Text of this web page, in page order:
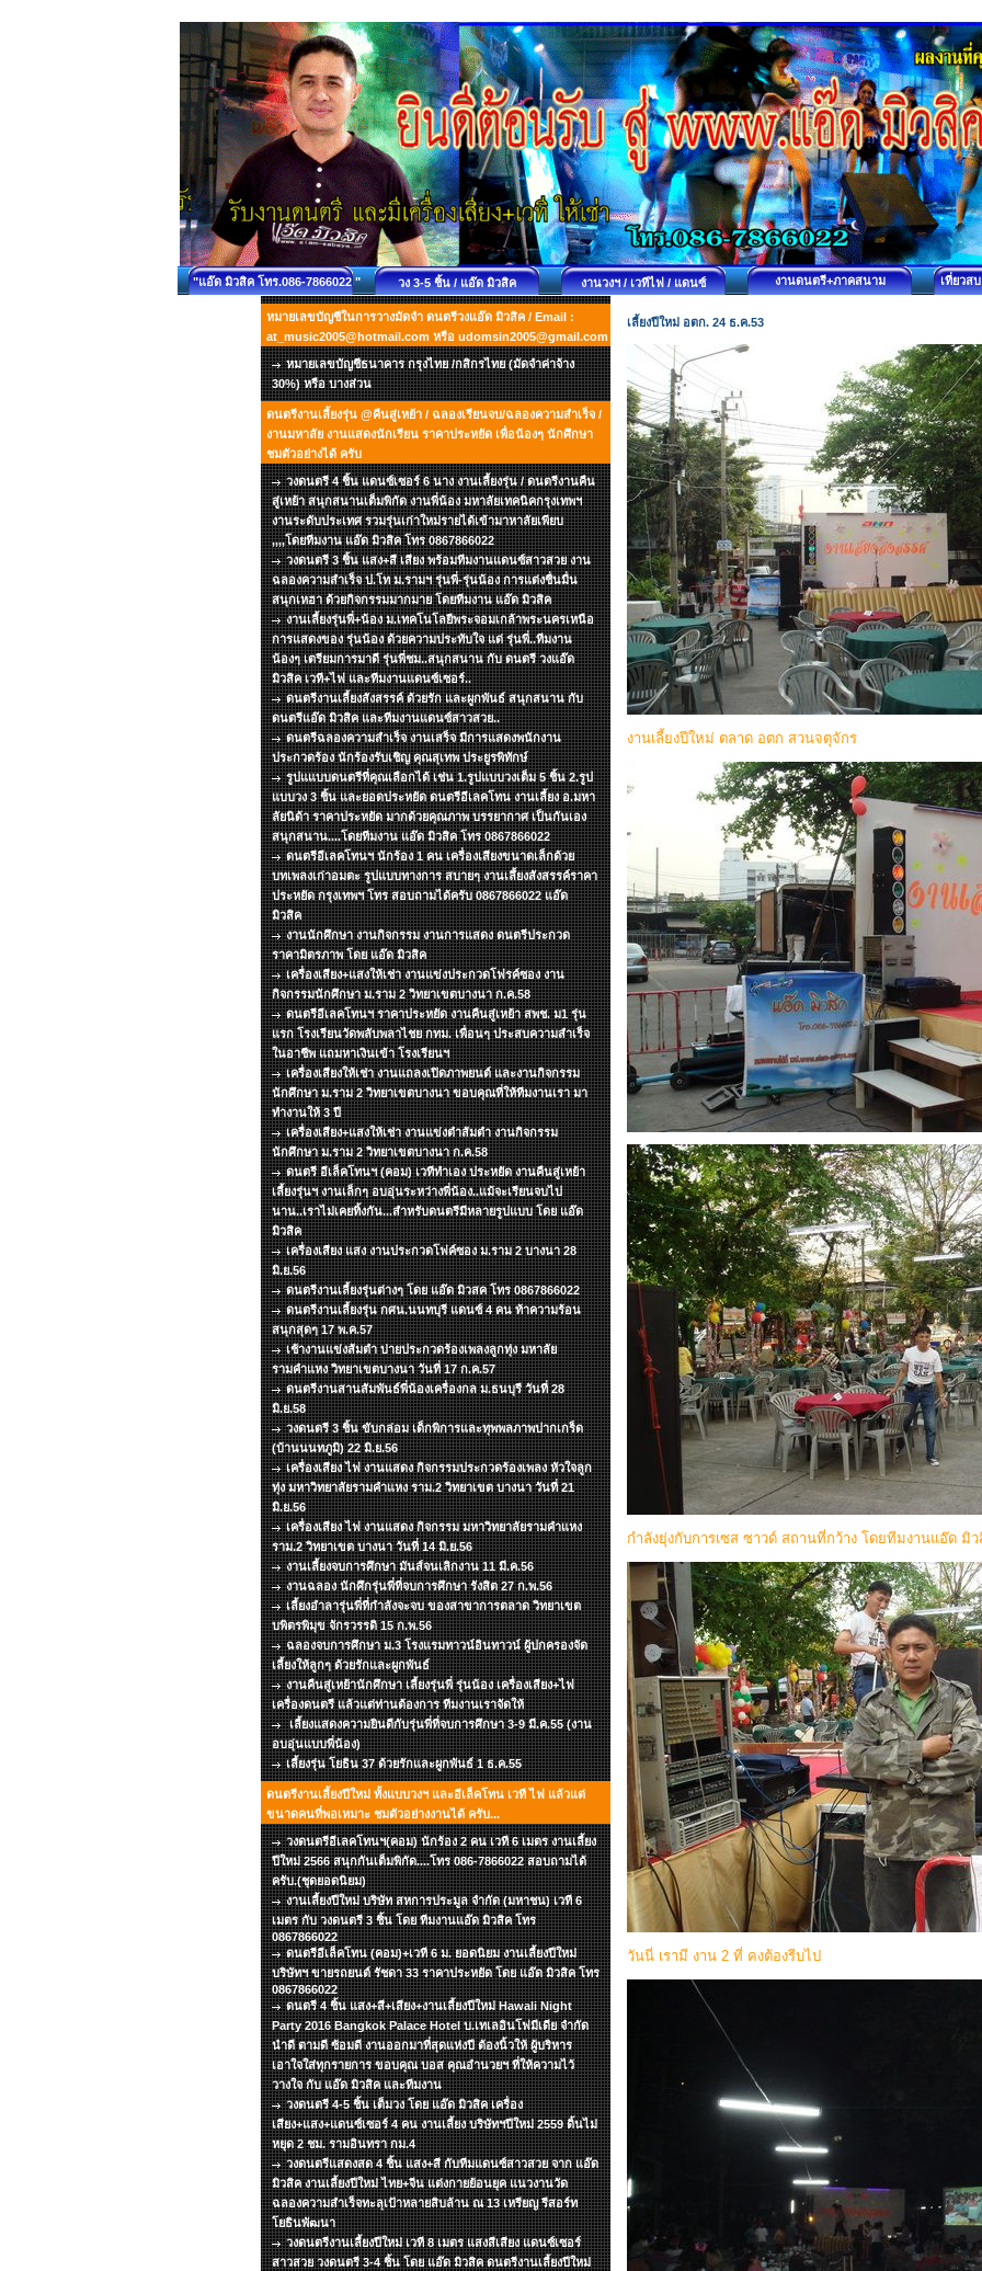
"แอ๊ด มิวสิค โทร.086-7866022 " วง 3-5 ชิ้น / แอ๊ด มิวสิค งานวงฯ / เวทีไฟ / แดนซ์ งานดนตรี+ภาคสนาม เที่ยวส
หมายเลขบัญชีในการวางมัดจำ ดนตรีวงแอ๊ด มิวสิค / Email :
at_music2005@hotmail.com หรือ udomsin2005@gmail.com
หมายเลขบัญชีธนาคาร กรุงไทย /กสิกรไทย (มัดจำค่าจ้าง
30%) หรือ บางส่วน
ดนตรีงานเลี้ยงรุ่น @คืนสู่เหย้า / ฉลองเรียนจบ/ฉลองความสำเร็จ /
งานมหาลัย งานแสดงนักเรียน ราคาประหยัด เพื่อน้องๆ นักศึกษา
ชมตัวอย่างได้ ครับ
วงดนตรี 4 ชิ้น แดนซ์เซอร์ 6 นาง งานเลี้ยงรุ่น / ดนตรีงานคืน
สู่เหย้า สนุกสนานเต็มพิกัด งานพี่น้อง มหาลัยเทคนิคกรุงเทพฯ
งานระดับประเทศ รวมรุ่นเก่าใหม่รายได้เข้ามาหาลัยเพียบ
,,,,โดยทีมงาน แอ๊ด มิวสิค โทร 0867866022
วงดนตรี 3 ชิ้น แสง+สี เสียง พร้อมทีมงานแดนซ์สาวสวย งาน
ฉลองความสำเร็จ ป.โท ม.รามฯ รุ่นพี่-รุ่นน้อง การแต่งชื่นมื่น
สนุกเหฮา ด้วยกิจกรรมมากมาย โดยทีมงาน แอ๊ด มิวสิค
งานเลี้ยงรุ่นพี่+น้อง ม.เทคโนโลยีพระจอมเกล้าพระนครเหนือ
การแสดงของ รุ่นน้อง ด้วยความประทับใจ แด่ รุ่นพี่..ทีมงาน
น้องๆ เตรียมการมาดี รุ่นพี่ชม..สนุกสนาน กับ ดนตรี วงแอ๊ด
มิวสิค เวที+ไฟ และทีมงานแดนซ์เซอร์..
ดนตรีงานเลี้ยงสังสรรค์ ด้วยรัก และผูกพันธ์ สนุกสนาน กับ
ดนตรีแอ๊ด มิวสิค และทีมงานแดนซ์สาวสวย..
ดนตรีฉลองความสำเร็จ งานเสร็จ มีการแสดงพนักงาน
ประกวดร้อง นักร้องรับเชิญ คุณสุเทพ ประยูรพิทักษ์
รูปแแบบดนตรีที่คุณเลือกได้ เช่น 1.รูปแบบวงเต็ม 5 ชิ้น 2.รูป
แบบวง 3 ชิ้น และยอดประหยัด ดนตรีอีเลคโทน งานเลี้ยง อ.มหา
ลัยนิด้า ราคาประหยัด มากด้วยคุณภาพ บรรยากาศ เป็นกันเอง
สนุกสนาน....โดยทีมงาน แอ๊ด มิวสิค โทร 0867866022
ดนตรีอีเลคโทนฯ นักร้อง 1 คน เครื่องเสียงขนาดเล็กด้วย
บทเพลงเก่าอมตะ รูปแบบทางการ สบายๆ งานเลึ้ยงสังสรรค์ราคา
ประหยัด กรุงเทพฯ โทร สอบถามได้ครับ 0867866022 แอ๊ด
มิวสิค
งานนักศึกษา งานกิจกรรม งานการแสดง ดนตรีประกวด
ราคามิตรภาพ โดย แอ๊ด มิวสิค
เครื่องเสียง+แสงให้เช่า งานแข่งประกวดโฟรค์ซอง งาน
กิจกรรมนักศึกษา ม.ราม 2 วิทยาเขตบางนา ก.ค.58
ดนตรีอีเลคโทนฯ ราคาประหยัด งานคืนสู่เหย้า สพช. ม1 รุ่น
แรก โรงเรียนวัดพลับพลาไชย กทม. เพื่อนๆ ประสบความสำเร็จ
ในอาชีพ แถมหาเงินเข้า โรงเรียนฯ
เครื่องเสียงให้เช่า งานแถลงเปิดภาพยนต์ และงานกิจกรรม
นักศึกษา ม.ราม 2 วิทยาเขตบางนา ขอบคุณที่ให้ทีมงานเรา มา
ทำงานให้ 3 ปี
เครื่องเสียง+แสงให้เช่า งานแข่งตำส้มตำ งานกิจกรรม
นักศึกษา ม.ราม 2 วิทยาเขตบางนา ก.ค.58
ดนตรี อีเล็คโทนฯ (คอม) เวทีทำเอง ประหยัด งานคืนสู่เหย้า
เลี้ยงรุ่นฯ งานเล็กๆ อบอุ่นระหว่างพี่น้อง..แม้จะเรียนจบไป
นาน..เราไม่เคยทิ้งกัน...สำหรับดนตรีมีหลายรูปแบบ โดย แอ๊ด
มิวสิค
เครื่องเสียง แสง งานประกวดโฟค์ซอง ม.ราม 2 บางนา 28
มิ.ย.56
ดนตรีงานเลี้ยงรุ่นต่างๆ โดย แอ๊ด มิวสค โทร 0867866022
ดนตรีงานเลี้ยงรุ่น กศน.นนทบุรี แดนซ์ 4 คน ท้าความร้อน
สนุกสุดๆ 17 พ.ค.57
เช้างานแข่งส้มตำ บ่ายประกวดร้องเพลงลูกทุ่ง มหาลัย
รามคำแหง วิทยาเขตบางนา วันที่ 17 ก.ค.57
ดนตรีงานสานสัมพันธ์พี่น้องเครื่องกล ม.ธนบุรี วันที่ 28
มิ.ย.58
วงดนตรี 3 ชิ้น ขับกล่อม เด็กพิการและทุพพลภาพปากเกร็ด
(บ้านนนทภูมิ) 22 มิ.ย.56
เครื่องเสียง ไฟ งานแสดง กิจกรรมประกวดร้องเพลง หัวใจลูก
ทุ่ง มหาวิทยาลัยรามคำแหง ราม.2 วิทยาเขต บางนา วันที่ 21
มิ.ย.56
เครื่องเสียง ไฟ งานแสดง กิจกรรม มหาวิทยาลัยรามคำแหง
ราม.2 วิทยาเขต บางนา วันที่ 14 มิ.ย.56
งานเลี้ยงจบการศึกษา มันส์จนเลิกงาน 11 มี.ค.56
งานฉลอง นักศึกรุ่นพี่ที่จบการศึกษา รังสิต 27 ก.พ.56
เลี้ยงอำลารุ่นพี่ที่กำลังจะจบ ของสาขาการตลาด วิทยาเขต
บพิตรพิมุข จักรวรรดิ 15 ก.พ.56
ฉลองจบการศึกษา ม.3 โรงแรมทาวน์อินทาวน์ ผู้ปกครองจัด
เลี้ยงให้ลูกๆ ด้วยรักและผูกพันธ์
งานคืนสู่เหย้านักศึกษา เลี้ยงรุ่นพี่ รุ่นน้อง เครื่องเสียง+ไฟ
เครื่องดนตรี แล้วแต่ท่านต้องการ ทีมงานเราจัดให้
เลี้ยงแสดงความยินดีกับรุ่นพี่ที่จบการศึกษา 3-9 มี.ค.55 (งาน
อบอุ่นแบบพี่น้อง)
เลี้ยงรุ่น โยธิน 37 ด้วยรักและผูกพันธ์ 1 ธ.ค.55
ดนตรีงานเลี้ยงปีใหม่ ทั้งแบบวงฯ และอีเล็คโทน เวที ไฟ แล้วแต่
ขนาดคนที่พอเหมาะ ชมตัวอย่างงานได้ ครับ...
วงดนตรีอีเลคโทนฯ(คอม) นักร้อง 2 คน เวที 6 เมตร งานเลี้ยง
ปีใหม่ 2566 สนุกกันเต็มพิกัด....โทร 086-7866022 สอบถามได้
ครับ.(ชุดยอดนิยม)
งานเลี้ยงปีใหม่ บริษัท สหการประมูล จำกัด (มหาชน) เวที 6
เมตร กับ วงดนตรี 3 ชิ้น โดย ทีมงานแอ๊ด มิวสิค โทร
0867866022
ดนตรีอีเล็คโทน (คอม)+เวที 6 ม. ยอดนิยม งานเลี้ยงปีใหม่
บริษัทฯ ขายรถยนต์ รัชดา 33 ราคาประหยัด โดย แอ๊ด มิวสิค โทร
0867866022
ดนตรี 4 ชิ้น แสง+สี+เสียง+งานเลี้ยงปีใหม่ Hawali Night
Party 2016 Bangkok Palace Hotel บ.เทเลอินโฟมีเดีย จำกัด
นำดี ตามดี ซ้อมดี งานออกมาที่สุดแห่งปี ต้องนิ้วให้ ผู้บริหาร
เอาใจใส่ทุกรายการ ขอบคุณ บอส คุณอำนวยฯ ที่ให้ความไว้
วางใจ กับ แอ๊ด มิวสิค และทีมงาน
วงดนตรี 4-5 ชิ้น เต็มวง โดย แอ๊ด มิวสิค เครื่อง
เสียง+แสง+แดนซ์เซอร์ 4 คน งานเลี้ยง บริษัทฯปีใหม่ 2559 ดิ้นไม่
หยุด 2 ชม. รามอินทรา กม.4
วงดนตรีแสดงสด 4 ชิ้น แสง+สี กับทีมแดนซ์สาวสวย จาก แอ๊ด
มิวสิค งานเลี้ยงปีใหม่ ไทย+จีน แต่งกายย้อนยุค แนวงานวัด
ฉลองความสำเร็จทะลุเป้าหลายสิบล้าน ณ 13 เหรียญ รีสอร์ท
โยธินพัฒนา
วงดนตรีงานเลี้ยงปีใหม่ เวที 8 เมตร แสงสีเสียง แดนซ์เซอร์
สาวสวย วงดนตรี 3-4 ชิ้น โดย แอ๊ด มิวสิค ดนตรีงานเลี้ยงปีใหม่
เลี้ยงปีใหม่ อตก. 24 ธ.ค.53
งานเลี้ยงปีใหม่ ตลาด อตก สวนจตุจักร
กำลังยุ่งกับการเซส ซาวด์ สถานที่กว้าง โดยทีมงานแอ๊ด มิ
วันนี่ เรามี งาน 2 ที่ คงต้องรีบไป